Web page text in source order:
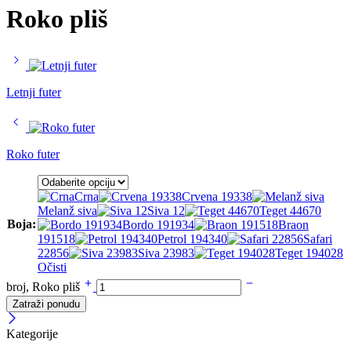
Roko pliš
Letnji futer
Roko futer
Boja:
Crna
Crvena 19338
Melanž siva
Siva 12
Teget 44670
Bordo 191934
Braon
191518
Petrol 194340
Safari
22856
Siva 23983
Teget 194028
Očisti
broj, Roko pliš
Zatraži ponudu
Kategorije